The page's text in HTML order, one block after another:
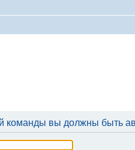
команды вы должны быть